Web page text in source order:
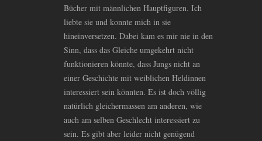
Bücher mit männlichen Hauptfiguren. Ich
liebte sie und konnte mich in sie
hineinversetzen. Dabei kam es mir nie in den
Sinn, dass das Gleiche umgekehrt nicht
funktionieren könnte, dass Jungs nicht an
einer Geschichte mit weiblichen Heldinnen
interessiert sein könnten. Es ist doch völlig
natürlich gleichermassen am anderen, wie
auch am selben Geschlecht interessiert zu
sein. Es gibt aber leider nicht genügend